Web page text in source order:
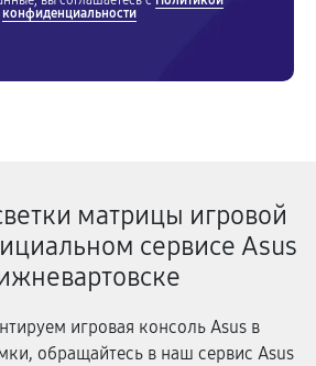
конфиденциальности
матрицы игровой
сервисе Asus
игровая консоль Asus в
обращайтесь в наш сервис Asus